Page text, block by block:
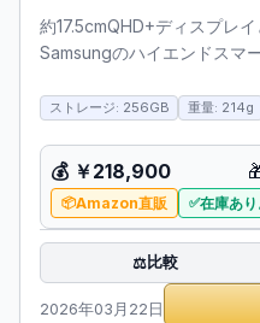
約17.5cmQHD+ディスプレ
Samsungのハイエンドスマ
ストレージ: 256GB 重量: 214g
💰 ￥218,900
Amazon直販 在庫あり
⚖️比較
2026年03月22日